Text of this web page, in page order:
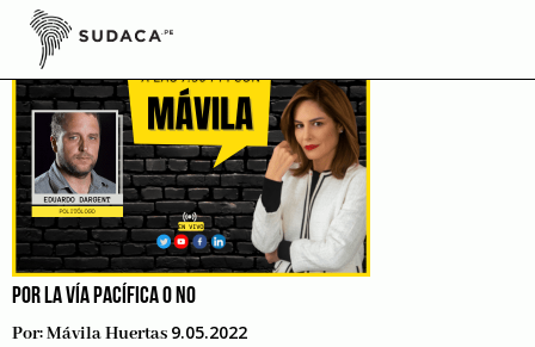
Skip
content
POR LA VÍA PACÍFICA O NO
Por:Mávila Huertas 9.05.2022